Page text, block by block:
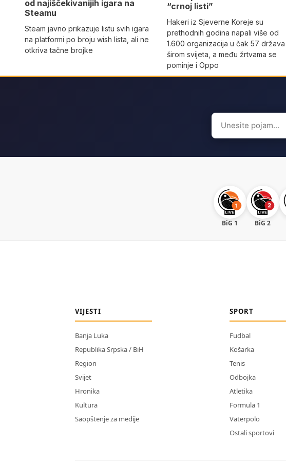
od najiščekivanijih igara na
Steamu
Steam javno prikazuje listu svih igara
na platformi po broju wish lista, ali ne
otkriva tačne brojke
“crnoj listi”
Hakeri iz Sjeverne Koreje su
prethodnih godina napali više od
1.600 organizacija u čak 57 država
širom svijeta, a među žrtvama se
pominje i Oppo
Search
for:
BiG 1 BiG 2
VIJESTI
Banja Luka
Republika Srpska / BiH
Region
Svijet
Hronika
Kultura
Saopštenje za medije
SPORT
Fudbal
Košarka
Tenis
Odbojka
Atletika
Formula 1
Vaterpolo
Ostali sportovi